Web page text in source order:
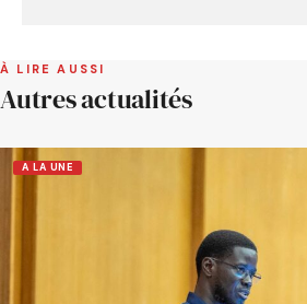
À LIRE AUSSI
Autres actualités
A LA UNE